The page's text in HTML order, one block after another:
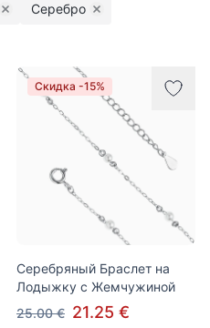
Remove filter
Серебро Remove filter
Скидка -15%
Серебряный Браслет на
Лодыжку с Жемчужиной
25.00 € 21.25 €